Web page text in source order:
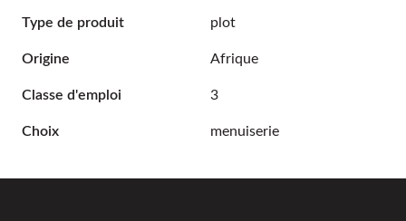
Type de produit plot
Origine Afrique
Classe d'emploi 3
Choix menuiserie